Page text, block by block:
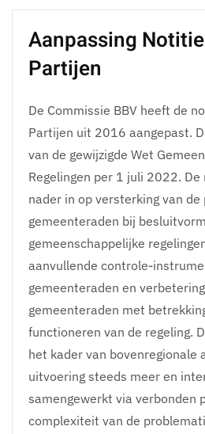
Aanpassing
Partijen
De Commissie BBV heeft de
Partijen uit 2016 aangepast.
van de gewijzigde Wet
Regelingen per 1 juli 2022.
nader in op versterking van de
gemeenteraden bij
gemeenschappelijke
aanvullende controle-
gemeenteraden en
gemeenteraden met
functioneren van de regeling.
het kader van bovenregionale
uitvoering steeds meer en
samengewerkt via verbonden
complexiteit van de